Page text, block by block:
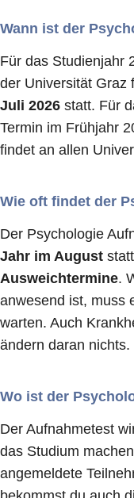
Wann ist der
Für das Studienjahr
der Universität Graz
Juli 2026 statt. Für
Termin im Frühjahr
findet an allen
Wie oft findet der
Der Psychologie
Jahr im August
Ausweichtermine.
anwesend ist, muss
warten. Auch
ändern daran nichts.
Wo ist der
Der Aufnahmetest
das Studium
angemeldete